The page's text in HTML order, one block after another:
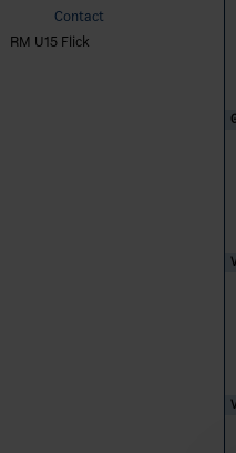
Contact
RM U15 Flick